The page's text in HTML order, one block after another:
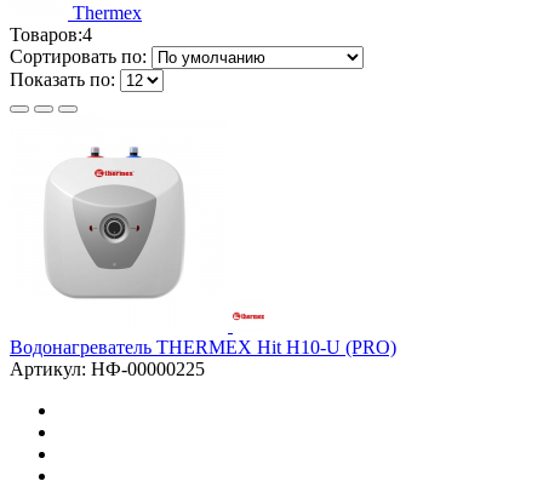
Thermex
Товаров:4
Сортировать по:
Показать по:
Водонагреватель THERMEX Hit H10-U (PRO)
Артикул: НФ-00000225